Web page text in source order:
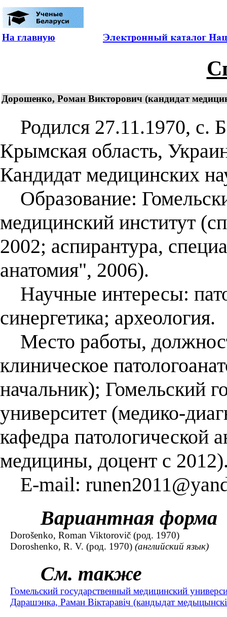
На главную
Дорошенко, Роман Викторович (кандидат
Родился 27.11.1970, с.
Крымская область,
Кандидат медицинских
Образование:
медицинский институт
2002; аспирантура,
анатомия", 2006).
Научные интересы:
синергетика; археология.
Место работы,
клиническое
начальник); Гомельский
университет (медико-
кафедра патологической
медицины, доцент с
E-mail:
Вариантная форма
Dorošenko, Roman Viktorovič (род. 1970)
Doroshenko, R. V. (род. 1970) (английский язык)
См. также
Гомельский государственный медицинский
Дарашэнка, Раман Віктаравіч (кандыдат